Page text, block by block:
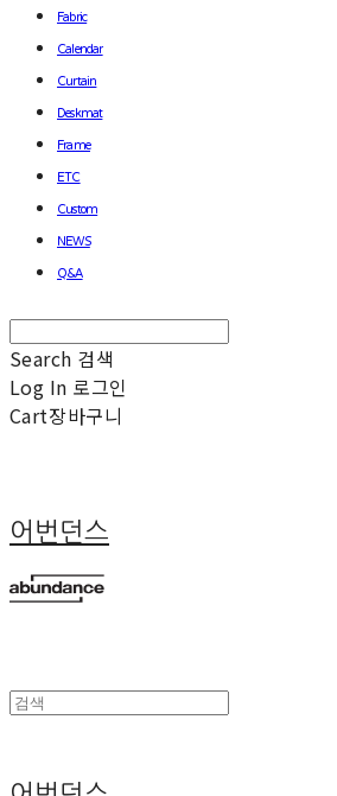
Fabric
Calendar
Curtain
Deskmat
Frame
ETC
Custom
NEWS
Q&A
Search 검색
Log In 로그인
Cart장바구니
어번던스